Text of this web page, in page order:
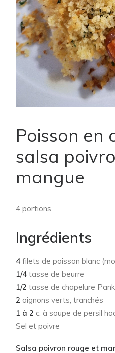
Poisson en
salsa
mangue
4 portions
Ingrédients
4 filets de poisson blanc
1/4 tasse de beurre
1/2 tasse de chapelure
2 oignons verts, tranchés
1 à 2 c. à soupe de persil
Sel et poivre
Salsa poivron rouge et